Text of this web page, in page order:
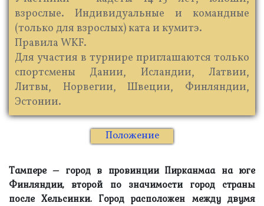
взрослые. Индивидуальные и командные
(только для взрослых) ката и кумитэ.
Правила WKF.
Для участия в турнире приглашаются только
спортсмены Дании, Исландии, Латвии,
Литвы, Норвегии, Швеции, Финляндии,
Эстонии.
Положение
Тампере– город в провинции Пирканмаа на юге
Финляндии, второй по значимости город страны
после Хельсинки. Город расположен между двумя